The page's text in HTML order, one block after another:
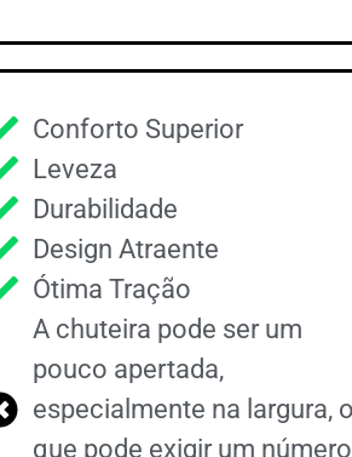
Conforto Superior
Leveza
Durabilidade
Design Atraente
Ótima Tração
A chuteira pode ser um
pouco apertada,
especialmente na largura, o
que pode exigir um número